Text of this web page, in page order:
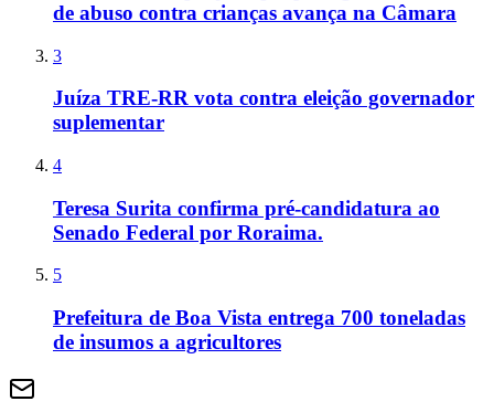
de abuso contra crianças avança na Câmara
3
Juíza TRE-RR vota contra eleição governador
suplementar
4
Teresa Surita confirma pré-candidatura ao
Senado Federal por Roraima.
5
Prefeitura de Boa Vista entrega 700 toneladas
de insumos a agricultores